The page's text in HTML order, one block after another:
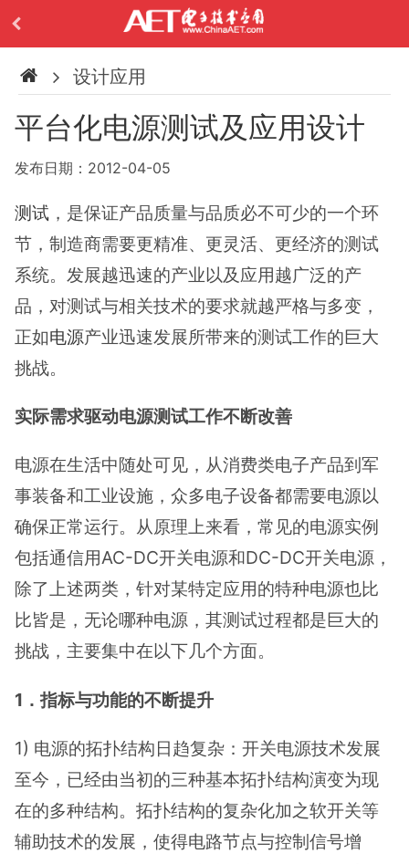
设计应用
平台化电源测试及应用设计
发布日期：2012-04-05
测试 ，是保证产品质量与品质必不可少的一个环
节，制造商需要更精准、更灵活、更经济的测试
系统。发展越迅速的产业以及应用越广泛的产
品，对测试与相关技术的要求就越严格与多变，
正如电源产业迅速发展所带来的测试工作的巨大
挑战。
实际需求驱动电源测试工作不断改善
电源在生活中随处可见，从消费类电子产品到军
事装备和工业设施，众多电子设备都需要电源以
确保正常运行。从原理上来看，常见的电源实例
包括通信用AC-DC开关电源和DC-DC开关电源，
除了上述两类，针对某特定应用的特种电源也比
比皆是，无论哪种电源，其测试过程都是巨大的
挑战，主要集中在以下几个方面。
1．指标与功能的不断提升
1) 电源的拓扑结构日趋复杂：开关电源技术发展
至今，已经由当初的三种基本拓扑结构演变为现
在的多种结构。拓扑结构的复杂化加之软开关等
辅助技术的发展，使得电路节点与控制信号增